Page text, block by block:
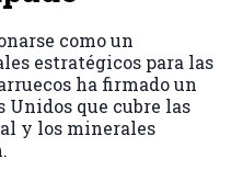
como un
estratégicos para las
ha firmado un
Unidos que cubre las
y los minerales